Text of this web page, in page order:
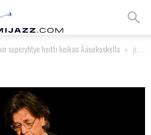
superyhtye heitti keikan Äänekoskella jimmy haslip